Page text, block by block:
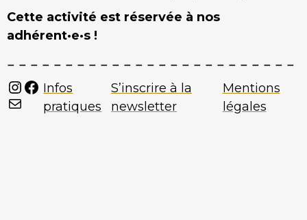
Cette activité est réservée à nos
adhérent·e·s !
Instagram
Facebook
Mail
Infos
pratiques
S’inscrire à la
newsletter
Mentions
légales